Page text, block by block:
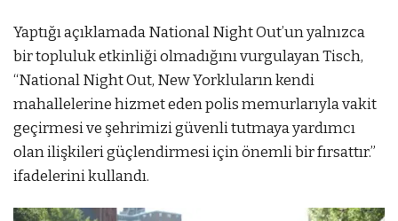
Yaptığı açıklamada National Night Out’un yalnızca
bir topluluk etkinliği olmadığını vurgulayan Tisch,
“National Night Out, New Yorkluların kendi
mahallelerine hizmet eden polis memurlarıyla vakit
geçirmesi ve şehrimizi güvenli tutmaya yardımcı
olan ilişkileri güçlendirmesi için önemli bir fırsattır.”
ifadelerini kullandı.